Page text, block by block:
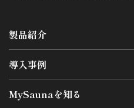
製品紹介
導入事例
MySaunaを知る